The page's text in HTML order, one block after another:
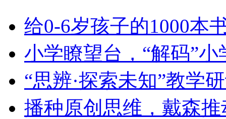
给0-6岁孩子的1000本
小学瞭望台，“解码”
“思辨·探索未知”教学
播种原创思维，戴森